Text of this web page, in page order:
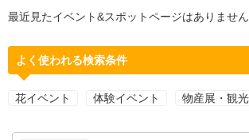
最近見たイベント&スポットページはありません
よく使われる検索条件
花イベント 体験イベント 物産展・観